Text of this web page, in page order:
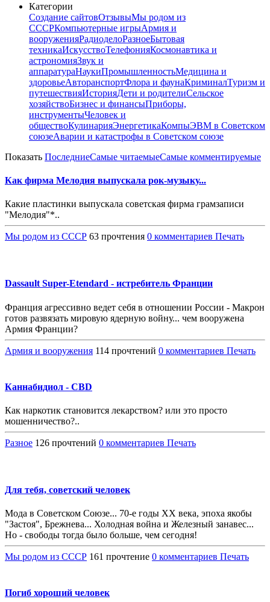
Категории
Создание сайтовОтзывыМы родом из
СССРКомпьютерные игрыАрмия и
вооруженияРадиоделоРазноеБытовая
техникаИскусствоТелефонияКосмонавтика и
астрономияЗвук и
аппаратураНаукиПромышленностьМедицина и
здоровьеАвторанспортФлора и фаунаКриминалТуризм и
путешествияИсторияДети и родителиСельское
хозяйствоБизнес и финансыПриборы,
инструментыЧеловек и
обществоКулинарияЭнергетикаКомпыЭВМ в Советском
союзеАварии и катастрофы в Советском союзе
Показать ПоследниеСамые читаемыеСамые комментируемые
Как фирма Мелодия выпускала рок-музыку...
Какие пластинки выпускала советская фирма грамзаписи
"Мелодия"*..
Мы родом из СССР 63 прочтения 0 комментариев Печать
Dassault Super-Etendard - истребитель Франции
Франция агрессивно ведет себя в отношении России - Макрон
готов развязать мировую ядерную войну... чем вооружена
Армия Франции?
Армия и вооружения 114 прочтений 0 комментариев Печать
Каннабидиол - CBD
Как наркотик становится лекарством? или это просто
мошенничество?..
Разное 126 прочтений 0 комментариев Печать
Для тебя, советский человек
Мода в Советском Союзе... 70-е годы ХХ века, эпоха якобы
"Застоя", Брежнева... Холодная война и Железный занавес...
Но - свободы тогда было больше, чем сегодня!
Мы родом из СССР 161 прочтение 0 комментариев Печать
Погиб хороший человек